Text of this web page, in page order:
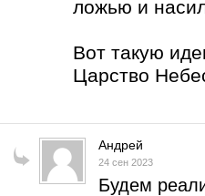
ложью и
Вот такую
Царство
Андрей
24 сен 2023
Будем